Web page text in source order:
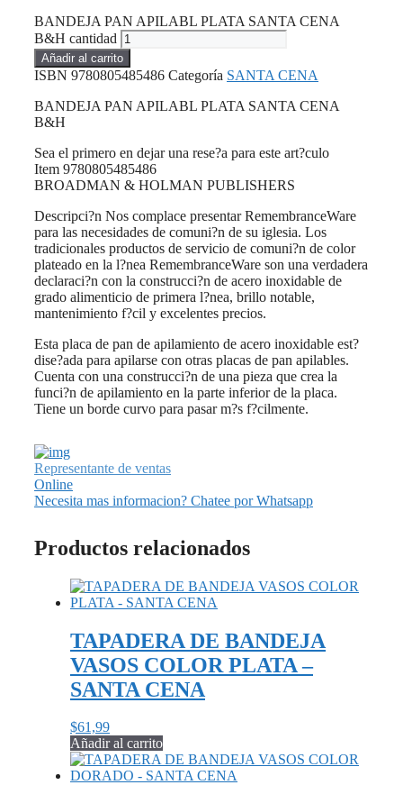
BANDEJA PAN APILABL PLATA SANTA CENA
B&H cantidad
Añadir al carrito
ISBN 9780805485486 Categoría SANTA CENA
BANDEJA PAN APILABL PLATA SANTA CENA
B&H
Sea el primero en dejar una rese?a para este art?culo
Item 9780805485486
BROADMAN & HOLMAN PUBLISHERS
Descripci?n Nos complace presentar RemembranceWare
para las necesidades de comuni?n de su iglesia. Los
tradicionales productos de servicio de comuni?n de color
plateado en la l?nea RemembranceWare son una verdadera
declaraci?n con la construcci?n de acero inoxidable de
grado alimenticio de primera l?nea, brillo notable,
mantenimiento f?cil y excelentes precios.
Esta placa de pan de apilamiento de acero inoxidable est?
dise?ada para apilarse con otras placas de pan apilables.
Cuenta con una construcci?n de una pieza que crea la
funci?n de apilamiento en la parte inferior de la placa.
Tiene un borde curvo para pasar m?s f?cilmente.
Representante de ventas
Online
Necesita mas informacion? Chatee por Whatsapp
Productos relacionados
TAPADERA DE BANDEJA
VASOS COLOR PLATA –
SANTA CENA
$61,99
Añadir al carrito